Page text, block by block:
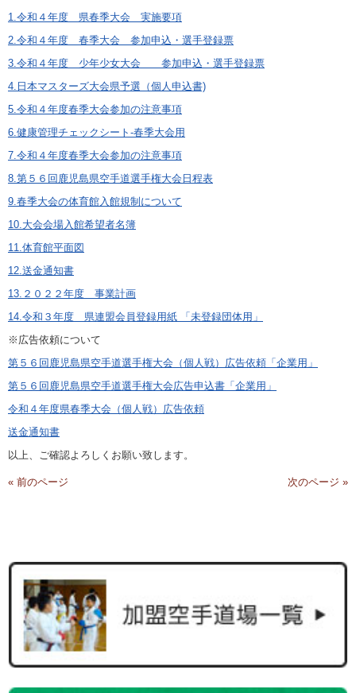
1.令和４年度 県春季大会 実施要項
2.令和４年度 春季大会 参加申込・選手登録票
3.令和４年度 少年少女大会 参加申込・選手登録票
4.日本マスターズ大会県予選（個人申込書)
5.令和４年度春季大会参加の注意事項
6.健康管理チェックシート-春季大会用
7.令和４年度春季大会参加の注意事項
8.第５６回鹿児島県空手道選手権大会日程表
9.春季大会の体育館入館規制について
10.大会会場入館希望者名簿
11.体育館平面図
12.送金通知書
13.２０２２年度 事業計画
14.令和３年度 県連盟会員登録用紙 「未登録団体用」
※広告依頼について
第５６回鹿児島県空手道選手権大会（個人戦）広告依頼「企業用」
第５６回鹿児島県空手道選手権大会広告申込書「企業用」
令和４年度県春季大会（個人戦）広告依頼
送金通知書
以上、ご確認よろしくお願い致します。
« 前のページ 次のページ »